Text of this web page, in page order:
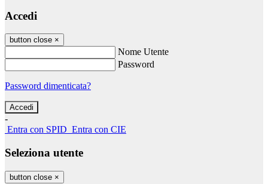
Accedi
button close ×
Nome Utente
Password
Password dimenticata?
-
Entra con SPID Entra con CIE
Seleziona utente
button close ×